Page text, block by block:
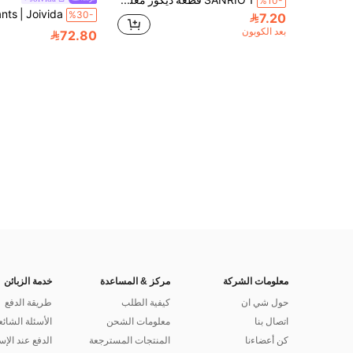
7.20
بعد الكوبون
%30-
72.80
معلومات الشركة
حول شي ان
اتصال بنا
كن أعضاءنا
مركز & المساعدة
كيفية الطلب
معلومات الشحن
المنتجات المسترجعة
خدمة الزبائن
طريقة الدفع
الأسئلة
الدفع عند